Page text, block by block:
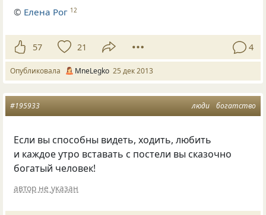
© Елена Рог 12
57 21 4
Опубликовала MneLegko 25 дек 2013
люди богатство
#195933
Если вы способны видеть, ходить, любить
и каждое утро вставать с постели вы сказочно
богатый человек!
автор не указан